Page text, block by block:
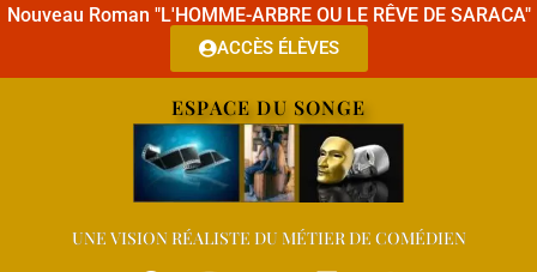
Nouveau Roman "L'HOMME-ARBRE OU LE RÊVE DE SARACA"
ACCÈS ÉLÈVES
ESPACE DU SONGE
UNE VISION RÉALISTE DU MÉTIER DE COMÉDIEN